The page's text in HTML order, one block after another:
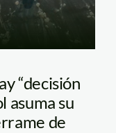
“decisión
asuma su
de